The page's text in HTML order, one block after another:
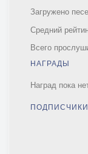
Загружено
Средний
Всего
НАГРАДЫ
Наград пока
ПОДПИСЧИКИ